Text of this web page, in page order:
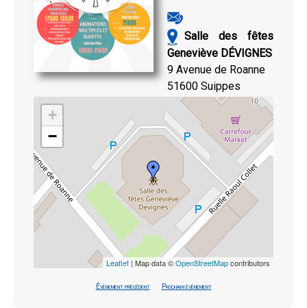
Salle des fêtes
Geneviève DÉVIGNES
9 Avenue de Roanne
51600 Suippes
+
−
Leaflet| Map data ©OpenStreetMapcontributors
Évènement précédent Prochain évènement